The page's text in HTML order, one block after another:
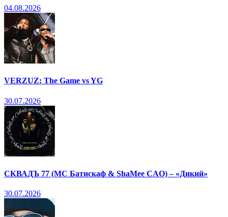
04.08.2026
VERZUZ: The Game vs YG
30.07.2026
СКВАДЪ 77 (МС Батискаф & ShaMee CAO) – «Дикий»
30.07.2026